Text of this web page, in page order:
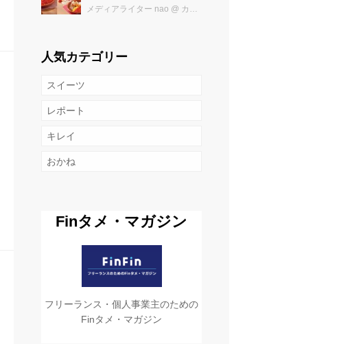
びっくりドンキーの「トマ
メディアライター nao @ カワコレメディア編集部
人気カテゴリー
スイーツ
レポート
キレイ
おかね
Finタメ・マガジン
フリーランス・個人事業主のための
Finタメ・マガジン